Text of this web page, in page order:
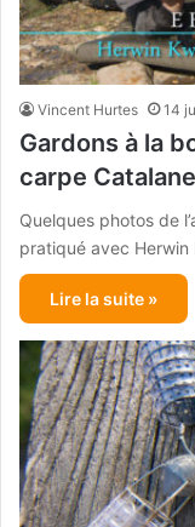
Vincent Hurtes 14
Gardons à la
carpe Catalane
Quelques photos de
pratiqué avec Herwin
Lire la suite »